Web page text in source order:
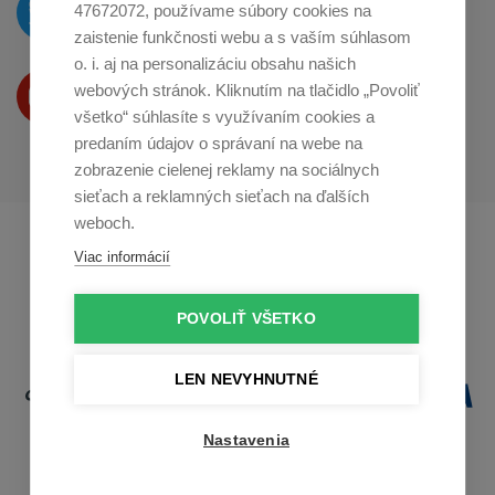
47672072, používame súbory cookies na
zaistenie funkčnosti webu a s vaším súhlasom
o. i. aj na personalizáciu obsahu našich
webových stránok. Kliknutím na tlačidlo „Povoliť
všetko“ súhlasíte s využívaním cookies a
predaním údajov o správaní na webe na
zobrazenie cielenej reklamy na sociálnych
sieťach a reklamných sieťach na ďalších
weboch.
Viac informácií
POVOLIŤ VŠETKO
LEN NEVYHNUTNÉ
Nastavenia
naTwitteri
Produkty Vám predstavujeme
na Youtube
Profikuchař.cz